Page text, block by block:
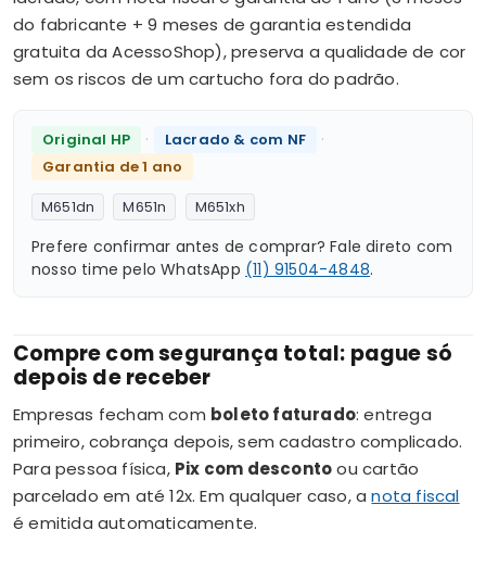
do fabricante + 9 meses de garantia estendida
gratuita da AcessoShop), preserva a qualidade de cor
sem os riscos de um cartucho fora do padrão.
Original HP · Lacrado & com NF ·
Garantia de 1 ano
M651dn
M651n M651xh
Prefere confirmar antes de comprar? Fale direto com
nosso time pelo WhatsApp (11) 91504-4848.
Compre com segurança total: pague só
depois de receber
Empresas fecham com boleto faturado: entrega
primeiro, cobrança depois, sem cadastro complicado.
Para pessoa física, Pix com descontoou cartão
parcelado em até 12x. Em qualquer caso, anota fiscal
é emitida automaticamente.